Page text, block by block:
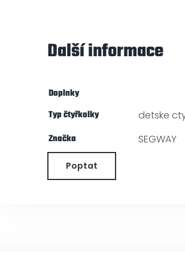
Další informace
Doplnky
Typ čtyřkolky
detske
Značka
SEGWAY
Poptat